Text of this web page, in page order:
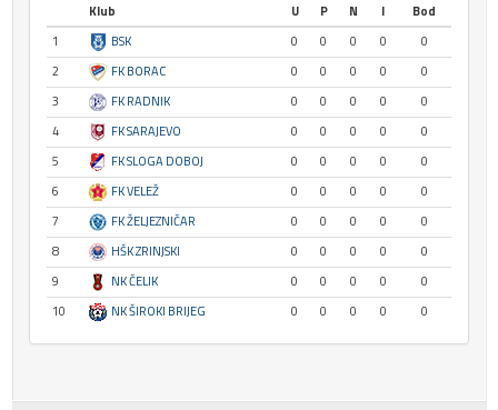
Klub U P N I
Bod
1
BSK 0 0 0 0
0
2
FK BORAC 0 0 0 0
0
3
FK RADNIK 0 0 0 0
0
4
FK SARAJEVO 0 0 0 0
0
5
FK SLOGA DOBOJ 0 0 0 0
0
6
FK VELEŽ 0 0 0 0
0
7
FK ŽELJEZNIČAR 0 0 0 0
0
8
HŠK ZRINJSKI 0 0 0 0
0
9
NK ČELIK 0 0 0 0
0
10
NK ŠIROKI BRIJEG 0 0 0 0 0